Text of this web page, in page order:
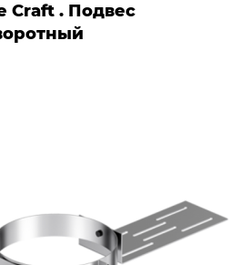
Craft . Подвес